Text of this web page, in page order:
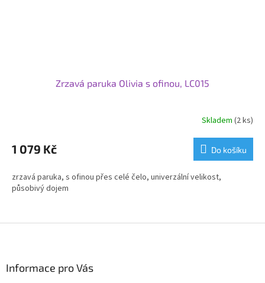
Zrzavá paruka Olivia s ofinou, LC015
Skladem (2 ks)
1 079 Kč Do košíku
zrzavá paruka, s ofinou přes celé čelo, univerzální velikost,
působivý dojem
Informace pro Vás